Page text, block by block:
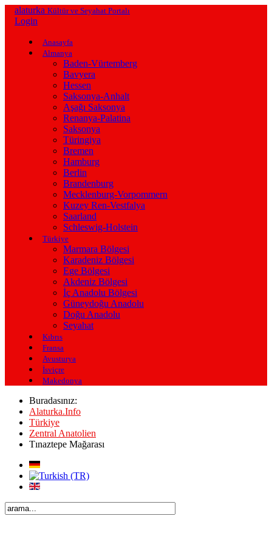
alaturka Kültür ve Seyahat Portalı
Login
Anasayfa
Almanya
Baden-Vürtemberg
Bavyera
Hessen
Saksonya-Anhalt
Aşağı Saksonya
Renanya-Palatina
Saksonya
Türingiya
Bremen
Hamburg
Berlin
Brandenburg
Mecklenburg-Vorpommern
Kuzey Ren-Vestfalya
Saarland
Schleswig-Holstein
Türkiye
Marmara Bölgesi
Karadeniz Bölgesi
Ege Bölgesi
Akdeniz Bölgesi
İç Anadolu Bölgesi
Güneydoğu Anadolu
Doğu Anadolu
Seyahat
Kıbrıs
Fransa
Avusturya
İsviçre
Makedonya
Buradasınız:
Alaturka.Info
Türkiye
Zentral Anatolien
Tınaztepe Mağarası